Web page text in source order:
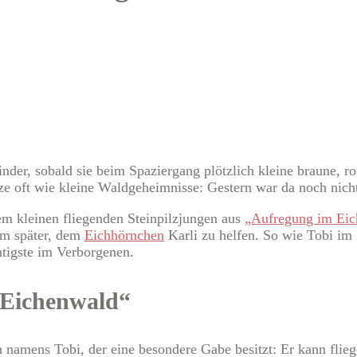
sobald sie beim Spaziergang plötzlich kleine braune,
oft wie kleine Waldgeheimnisse: Gestern war da noch
kleinen fliegenden Steinpilzjungen aus „Aufregung im
später, dem Eichhörnchen Karli zu helfen. So wie Tobi im
im Verborgenen.
Tobi, der eine besondere Gabe besitzt: Er kann